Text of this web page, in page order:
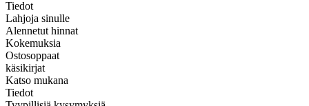
Tiedot
Lahjoja sinulle
Alennetut hinnat
Kokemuksia
Ostosoppaat
käsikirjat
Katso mukana
Tiedot